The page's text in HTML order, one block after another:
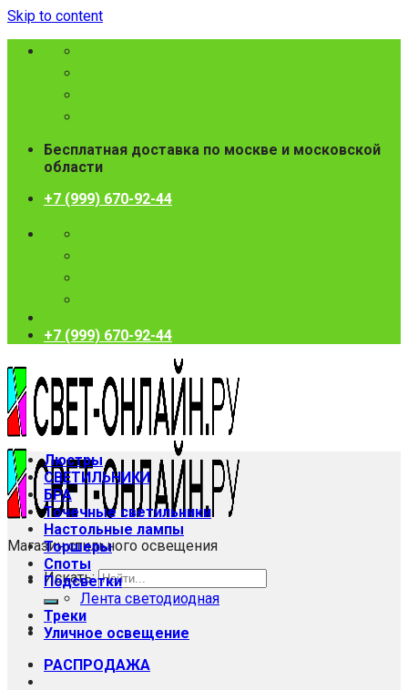
Skip to content
Бесплатная доставка по москве и московской
области
+7 (999) 670-92-44
+7 (999) 670-92-44
Магазин стильного освещения
Искать:
РАСПРОДАЖА
Люстры
СВЕТИЛЬНИКИ
БРА
Точечные светильники
Настольные лампы
Торшеры
Споты
Подсветки
Лента светодиодная
Треки
Уличное освещение